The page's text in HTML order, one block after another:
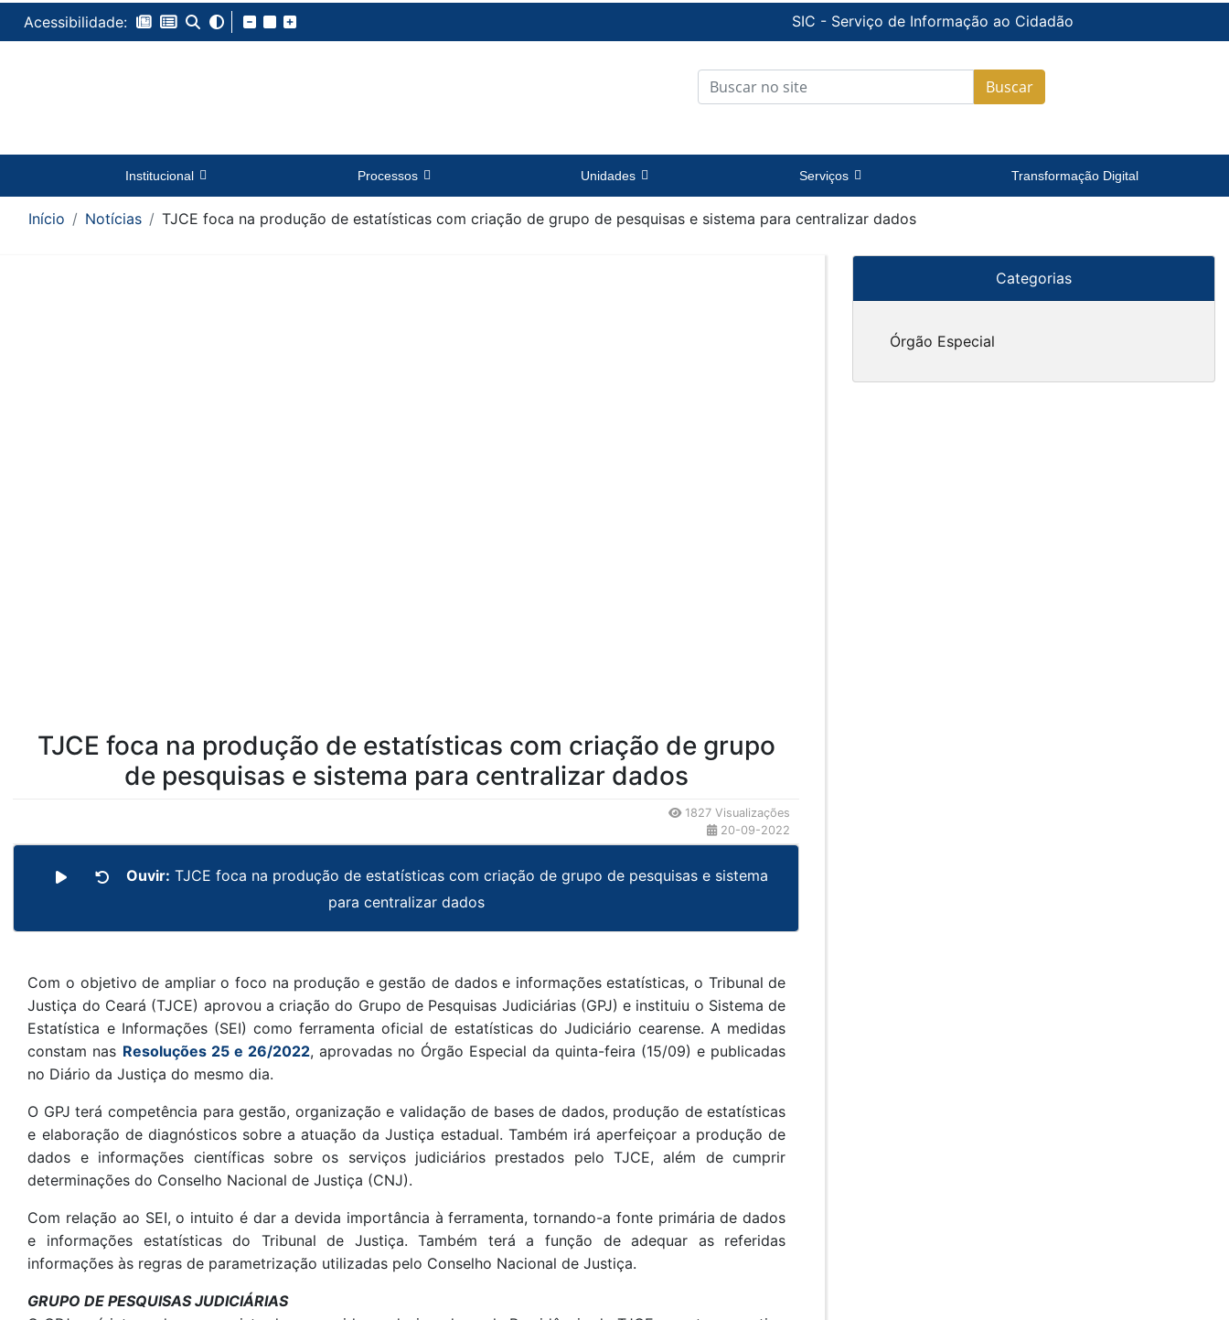
Acessibilidade: SIC - Serviço de Informação ao Cidadão
Buscar
Institucional Processos Unidades Serviços Transformação Digital
Início Notícias TJCE foca na produção de estatísticas com criação de grupo de pesquisas e sistema para centralizar dados
TJCE foca na produção de estatísticas com criação de grupo
de pesquisas e sistema para centralizar dados
1827 Visualizações
20-09-2022
Ouvir: TJCE foca na produção de estatísticas com criação de grupo de pesquisas e sistema
para centralizar dados
Com o objetivo de ampliar o foco na produção e gestão de dados e informações estatísticas, o Tribunal de
Justiça do Ceará (TJCE) aprovou a criação do Grupo de Pesquisas Judiciárias (GPJ) e instituiu o Sistema de
Estatística e Informações (SEI) como ferramenta oficial de estatísticas do Judiciário cearense. A medidas
constam nas Resoluções 25 e 26/2022, aprovadas no Órgão Especial da quinta-feira (15/09) e publicadas
no Diário da Justiça do mesmo dia.
O GPJ terá competência para gestão, organização e validação de bases de dados, produção de estatísticas
e elaboração de diagnósticos sobre a atuação da Justiça estadual. Também irá aperfeiçoar a produção de
dados e informações científicas sobre os serviços judiciários prestados pelo TJCE, além de cumprir
determinações do Conselho Nacional de Justiça (CNJ).
Com relação ao SEI, o intuito é dar a devida importância à ferramenta, tornando-a fonte primária de dados
e informações estatísticas do Tribunal de Justiça. Também terá a função de adequar as referidas
informações às regras de parametrização utilizadas pelo Conselho Nacional de Justiça.
GRUPO DE PESQUISAS JUDICIÁRIAS
Categorias
Órgão Especial